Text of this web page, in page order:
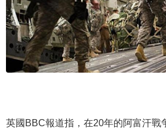
英國BBC報道指，在20年的阿富汗戰